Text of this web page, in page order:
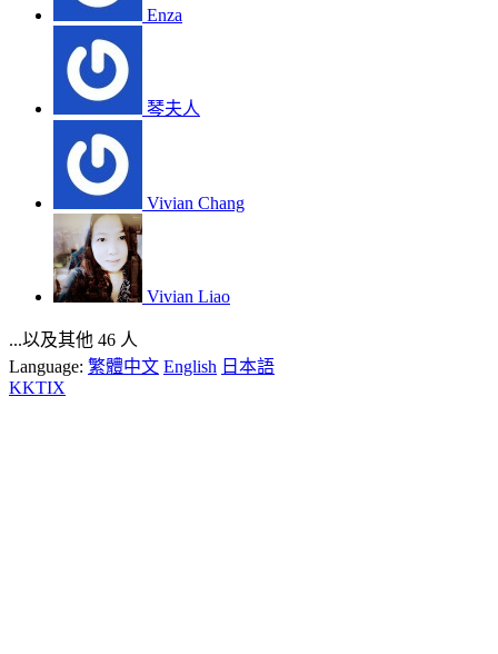
Enza
琴夫人
Vivian Chang
Vivian Liao
...以及其他 46 人
Language: 繁體中文 English 日本語
KKTIX